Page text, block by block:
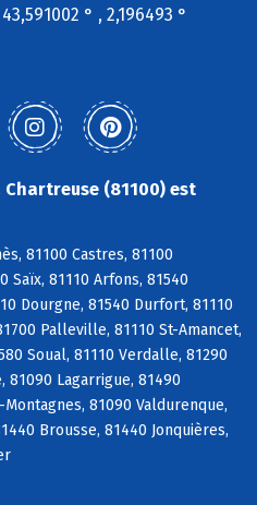
43,591002 ° , 2,196493 °
(81100) est
81100 Castres, 81100
Saïx, 81110 Arfons, 81540
Dourgne, 81540 Durfort, 81110
Palleville, 81110 St-Amancet,
Soual, 81110 Verdalle, 81290
81090 Lagarrigue, 81490
81090 Valdurenque,
Brousse, 81440 Jonquières,